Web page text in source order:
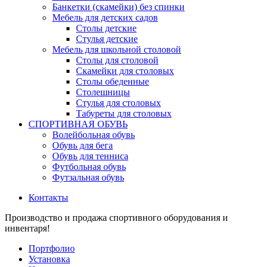
Банкетки (скамейки) без спинки
Мебель для детских садов
Столы детские
Стулья детские
Мебель для школьной столовой
Столы для столовой
Скамейки для столовых
Столы обеденные
Столешницы
Стулья для столовых
Табуреты для столовых
СПОРТИВНАЯ ОБУВЬ
Волейбольная обувь
Обувь для бега
Обувь для тенниса
Футбольная обувь
Футзальная обувь
Контакты
Производство и продажа спортивного оборудования и
инвентаря!
Портфолио
Установка